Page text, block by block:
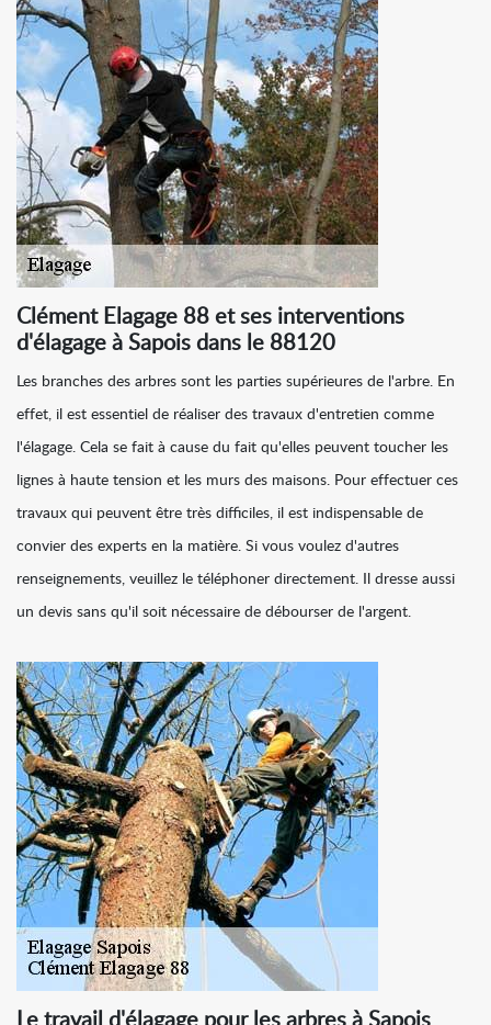
Clément Elagage 88 et ses interventions
d'élagage à Sapois dans le 88120
Les branches des arbres sont les parties supérieures de l'arbre. En
effet, il est essentiel de réaliser des travaux d'entretien comme
l'élagage. Cela se fait à cause du fait qu'elles peuvent toucher les
lignes à haute tension et les murs des maisons. Pour effectuer ces
travaux qui peuvent être très difficiles, il est indispensable de
convier des experts en la matière. Si vous voulez d'autres
renseignements, veuillez le téléphoner directement. Il dresse aussi
un devis sans qu'il soit nécessaire de débourser de l'argent.